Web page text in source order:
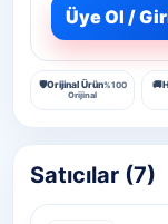
Üye Ol /
🛡️Orijinal Ürün%100
Orijinal
🚚
Satıcılar (7)